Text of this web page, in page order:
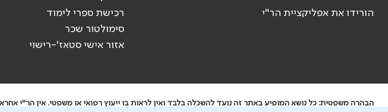
הורידו את אפליקציית הר"י
רכישת ספרי לימוד
סימולטור שכר
אזור אישי סטאז'-רישוי
הבהרה משפטית: כל נושא המופיע באתר זה נועד להשכלה בלבד ואין לראות בו ייעוץ רפואי או משפטי. אין הר"י